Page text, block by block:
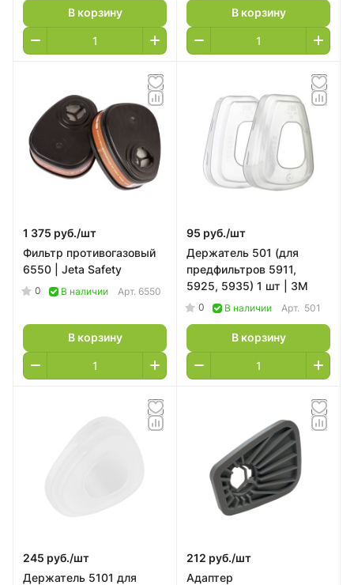
В корзину В корзину
1 375 руб./шт
Фильтр противогазовый
6550 | Jeta Safety
0 В наличии Арт. 6550
В корзину
95 руб./шт
Держатель 501 (для
предфильтров 5911,
5925, 5935) 1 шт | 3М
0 В наличии Арт. 501
В корзину
245 руб./шт
Держатель 5101 для
212 руб./шт
Адаптер